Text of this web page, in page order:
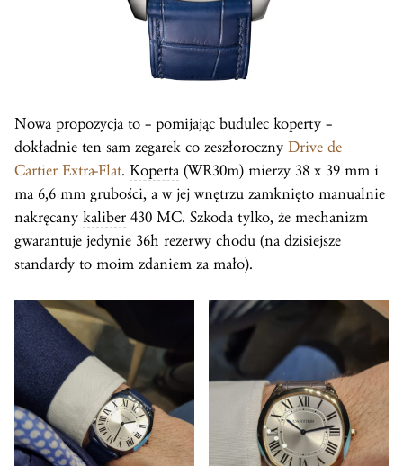
Nowa propozycja to – pomijając budulec koperty –
dokładnie ten sam zegarek co zeszłoroczny Drive de
Cartier Extra-Flat. Koperta (WR30m) mierzy 38 x 39 mm i
ma 6,6 mm grubości, a w jej wnętrzu zamknięto manualnie
nakręcany kaliber 430 MC. Szkoda tylko, że mechanizm
gwarantuje jedynie 36h rezerwy chodu (na dzisiejsze
standardy to moim zdaniem za mało).